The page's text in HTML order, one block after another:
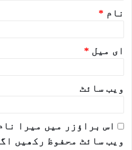
نام *
ای میل *
ویب‌ سائٹ
اس براؤزر میں میرا
ویب سائٹ محفوظ رکھیں